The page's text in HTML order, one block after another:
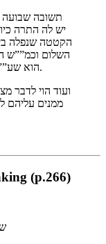
תשובה שבועה
יש לה התרה
הקטטה שנפלה
השלום וכמ””ש
הוא שע””י דבר כזה נוכלת /נופלות/ קטטות ומריבות.
ועוד הוי לדבר
ממנים עליהם
(p.266)